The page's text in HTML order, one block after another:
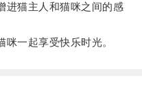
猫主人和猫咪之间的感
一起享受快乐时光。